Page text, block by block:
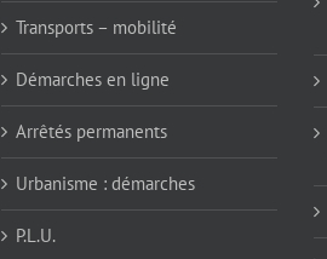
Transports – mobilité
Démarches en ligne
Arrêtés permanents
Urbanisme : démarches
P.L.U.